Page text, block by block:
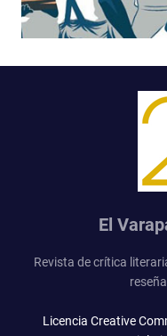
El
Revista de crítica
Licencia Creative